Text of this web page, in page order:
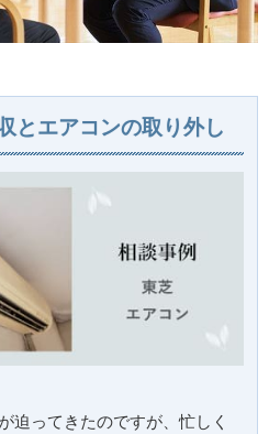
とエアコンの取り外し
迫ってきたのですが、忙しく